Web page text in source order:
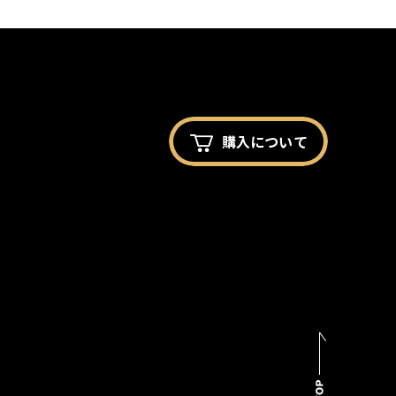
購入について